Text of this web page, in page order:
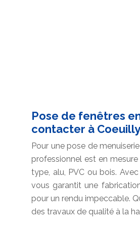
Pose de fenêtres
contacter à Coeuilly
Pour une pose de
professionnel est en
type, alu, PVC ou bois.
vous garantit une
pour un rendu impeccable.
des travaux de qualité à la